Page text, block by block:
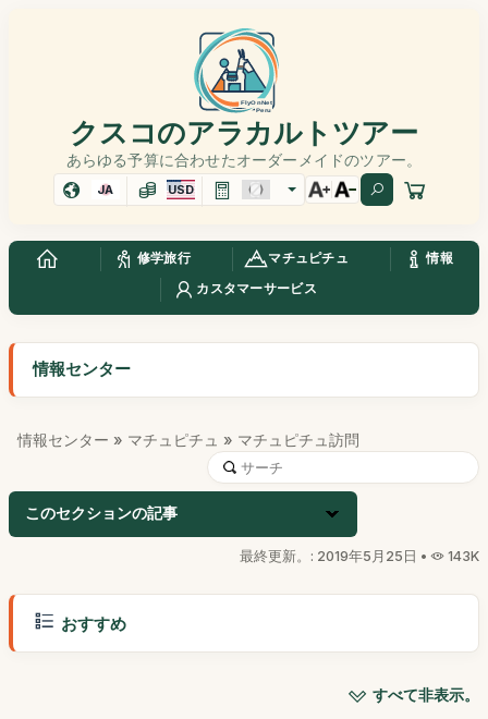
クスコのアラカルトツアー
あらゆる予算に合わせたオーダーメイドのツアー。
JA USD
修学旅行 マチュピチュ
情報
カスタマーサービス
情報センター
情報センター » マチュピチュ » マチュピチュ訪問
このセクションの記事
最終更新。: 2019年5月25日 • 143K
おすすめ
すべて非表示。